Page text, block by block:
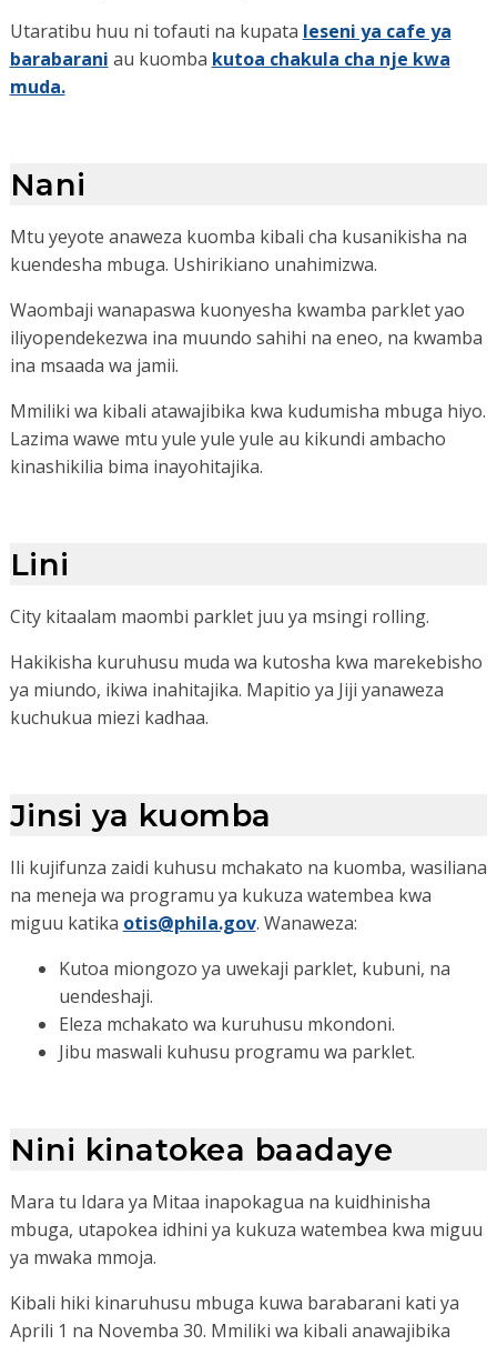
Utaratibu huu ni tofauti na kupata leseni ya cafe ya
barabarani au kuomba kutoa chakula cha nje kwa
muda.
Nani
Mtu yeyote anaweza kuomba kibali cha kusanikisha na
kuendesha mbuga. Ushirikiano unahimizwa.
Waombaji wanapaswa kuonyesha kwamba parklet yao
iliyopendekezwa ina muundo sahihi na eneo, na kwamba
ina msaada wa jamii.
Mmiliki wa kibali atawajibika kwa kudumisha mbuga hiyo.
Lazima wawe mtu yule yule yule au kikundi ambacho
kinashikilia bima inayohitajika.
Lini
City kitaalam maombi parklet juu ya msingi rolling.
Hakikisha kuruhusu muda wa kutosha kwa marekebisho
ya miundo, ikiwa inahitajika. Mapitio ya Jiji yanaweza
kuchukua miezi kadhaa.
Jinsi ya kuomba
Ili kujifunza zaidi kuhusu mchakato na kuomba, wasiliana
na meneja wa programu ya kukuza watembea kwa
miguu katika otis@phila.gov. Wanaweza:
Kutoa miongozo ya uwekaji parklet, kubuni, na
uendeshaji.
Eleza mchakato wa kuruhusu mkondoni.
Jibu maswali kuhusu programu wa parklet.
Nini kinatokea baadaye
Mara tu Idara ya Mitaa inapokagua na kuidhinisha
mbuga, utapokea idhini ya kukuza watembea kwa miguu
ya mwaka mmoja.
Kibali hiki kinaruhusu mbuga kuwa barabarani kati ya
Aprili 1 na Novemba 30. Mmiliki wa kibali anawajibika